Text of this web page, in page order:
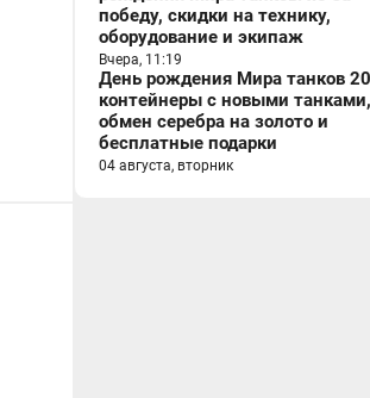
победу, скидки на технику,
оборудование и экипаж
Вчера, 11:19
День рождения Мира танков
контейнеры с новыми танками,
обмен серебра на золото и
бесплатные подарки
04 августа, вторник